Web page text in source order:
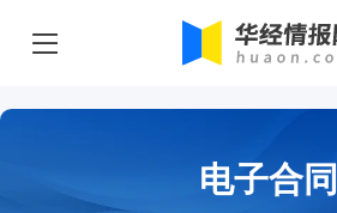
电子合同